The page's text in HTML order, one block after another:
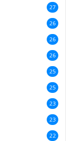
27
26
26
26
25
25
23
23
22